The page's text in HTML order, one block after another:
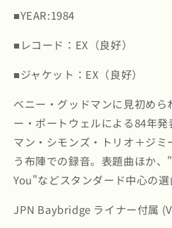
ウ
ル
I&#39;m
Fashioned
(FEX-
26-
の
数
ル
I&#39;m
Fashioned
(FEX-
26-
の
数
を
■YEAR:1984
■レコード：EX（良好）
■ジャケット：EX（良好）
ベニー・グッドマンに見初めら
ー・ポートウェルによる84年
マン・シモンズ・トリオ＋ジ
う布陣での録音。表題曲ほか
You"などスタンダード中心の選
JPN Baybridge ライナー付属